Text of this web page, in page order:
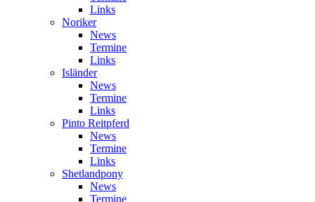
Links
Noriker
News
Termine
Links
Isländer
News
Termine
Links
Pinto Reitpferd
News
Termine
Links
Shetlandpony
News
Termine